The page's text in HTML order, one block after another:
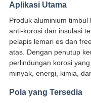
Aplikasi Utama
Produk aluminium
anti-korosi dan insulasi
pelapis lemari es dan
atas. Dengan penutup
perlindungan korosi
minyak, energi, kimia,
Pola yang Tersedia